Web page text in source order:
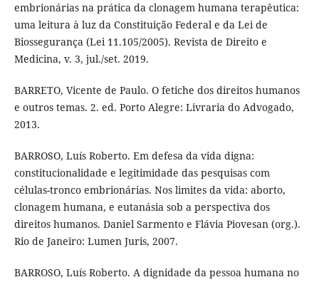
embrionárias na prática da clonagem humana terapêutica:
uma leitura à luz da Constituição Federal e da Lei de
Biossegurança (Lei 11.105/2005). Revista de Direito e
Medicina, v. 3, jul./set. 2019.
BARRETO, Vicente de Paulo. O fetiche dos direitos humanos
e outros temas. 2. ed. Porto Alegre: Livraria do Advogado,
2013.
BARROSO, Luís Roberto. Em defesa da vida digna:
constitucionalidade e legitimidade das pesquisas com
células-tronco embrionárias. Nos limites da vida: aborto,
clonagem humana, e eutanásia sob a perspectiva dos
direitos humanos. Daniel Sarmento e Flávia Piovesan (org.).
Rio de Janeiro: Lumen Juris, 2007.
BARROSO, Luís Roberto. A dignidade da pessoa humana no